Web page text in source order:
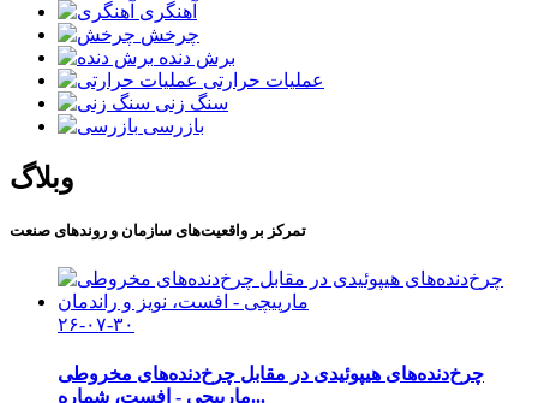
آهنگری
چرخش
برش دنده
عملیات حرارتی
سنگ زنی
بازرسی
وبلاگ
تمرکز بر واقعیت‌های سازمان و روندهای صنعت
۲۶-۰۷-۳۰
چرخ‌دنده‌های هیپوئیدی در مقابل چرخ‌دنده‌های مخروطی
مارپیچی - افست، شماره...